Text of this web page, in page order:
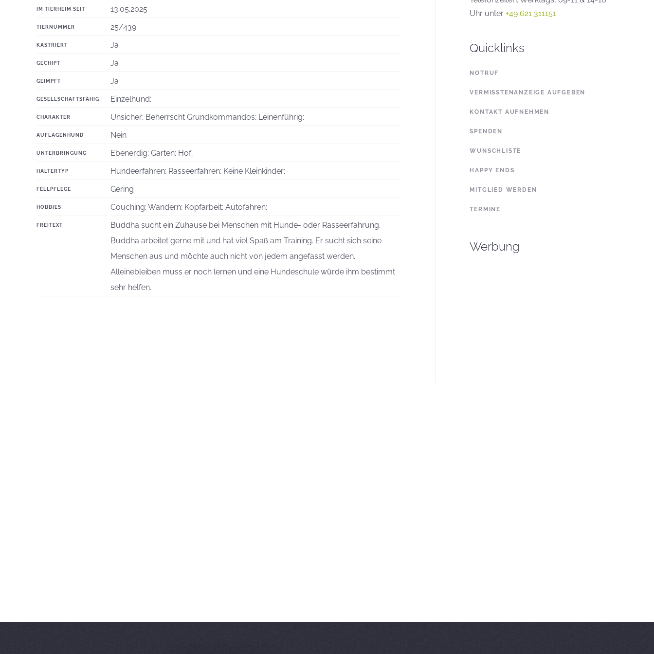
IM TIERHEIM SEIT 13.05.2025
TIERNUMMER 25/439
KASTRIERT Ja
GECHIPT Ja
GEIMPFT Ja
GESELLSCHAFTSFÄHIG Einzelhund;
CHARAKTER Unsicher; Beherrscht Grundkommandos; Leinenführig;
AUFLAGENHUND Nein
UNTERBRINGUNG Ebenerdig; Garten; Hof;
HALTERTYP Hundeerfahren; Rasseerfahren; Keine Kleinkinder;
FELLPFLEGE Gering
HOBBIES Couching; Wandern; Kopfarbeit; Autofahren;
FREITEXT
Buddha sucht ein Zuhause bei Menschen mit Hunde- oder Rasseerfahrung.
Buddha arbeitet gerne mit und hat viel Spaß am Training. Er sucht sich seine
Menschen aus und möchte auch nicht von jedem angefasst werden.
Alleinebleiben muss er noch lernen und eine Hundeschule würde ihm bestimmt
sehr helfen.
Uhr unter+49 621 311151
Quicklinks
NOTRUF
VERMISSTENANZEIGE AUFGEBEN
KONTAKT AUFNEHMEN
SPENDEN
WUNSCHLISTE
HAPPY ENDS
MITGLIED WERDEN
TERMINE
Werbung